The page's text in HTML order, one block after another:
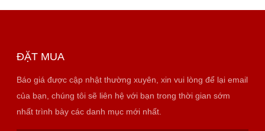
ĐẶT MUA
Báo giá được cập nhật thường xuyên, xin vui lòng để lại email
của bạn, chúng tôi sẽ liên hệ với bạn trong thời gian sớm
nhất trình bày các danh mục mới nhất.